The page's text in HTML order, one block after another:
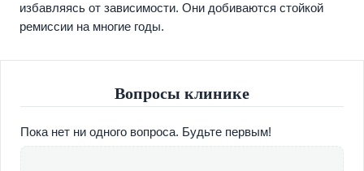
избавляясь от зависимости. Они добиваются стойкой
ремиссии на многие годы.
Вопросы клинике
Пока нет ни одного вопроса. Будьте первым!